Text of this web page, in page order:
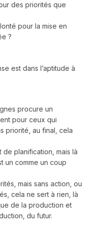
des priorités que
pour la mise en
?
est dans l’aptitude à
procure un
pour ceux qui
priorité, au final, cela
de planification, mais là
un comme un coup
mais sans action, ou
cela ne sert à rien, là
de la production et
du futur.